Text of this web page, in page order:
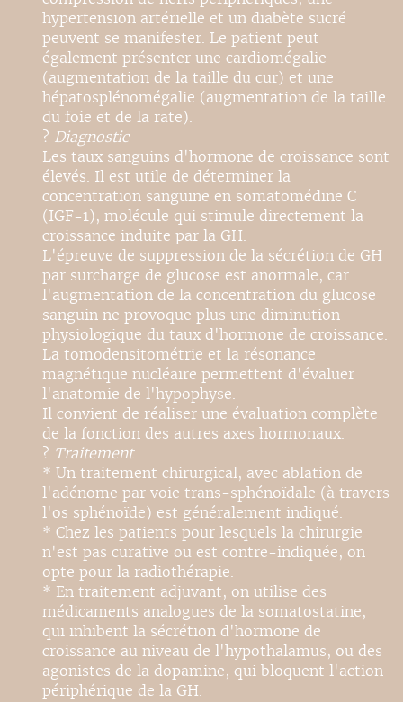
hypertension artérielle et un diabète sucré
peuvent se manifester. Le patient peut
également présenter une cardiomégalie
(augmentation de la taille du cur) et une
hépatosplénomégalie (augmentation de la taille
du foie et de la rate).
? Diagnostic
Les taux sanguins d'hormone de croissance sont
élevés. Il est utile de déterminer la
concentration sanguine en somatomédine C
(IGF-1), molécule qui stimule directement la
croissance induite par la GH.
L'épreuve de suppression de la sécrétion de GH
par surcharge de glucose est anormale, car
l'augmentation de la concentration du glucose
sanguin ne provoque plus une diminution
physiologique du taux d'hormone de croissance.
La tomodensitométrie et la résonance
magnétique nucléaire permettent d'évaluer
l'anatomie de l'hypophyse.
Il convient de réaliser une évaluation complète
de la fonction des autres axes hormonaux.
? Traitement
* Un traitement chirurgical, avec ablation de
l'adénome par voie trans-sphénoïdale (à travers
l'os sphénoïde) est généralement indiqué.
* Chez les patients pour lesquels la chirurgie
n'est pas curative ou est contre-indiquée, on
opte pour la radiothérapie.
* En traitement adjuvant, on utilise des
médicaments analogues de la somatostatine,
qui inhibent la sécrétion d'hormone de
croissance au niveau de l'hypothalamus, ou des
agonistes de la dopamine, qui bloquent l'action
périphérique de la GH.